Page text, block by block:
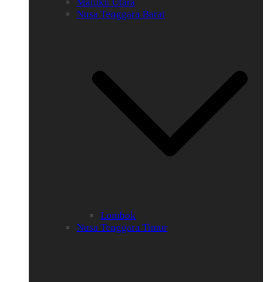
Nusa Tenggara Barat
Lombok
Nusa Tenggara Timur